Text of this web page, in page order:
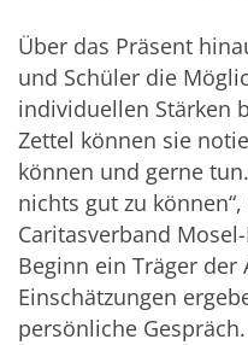
Über das Präsent
und Schüler die
individuellen Stärken
Zettel können sie
können und gerne
nichts gut zu
Caritasverband
Beginn ein Träger der
Einschätzungen
persönliche Gespräch.